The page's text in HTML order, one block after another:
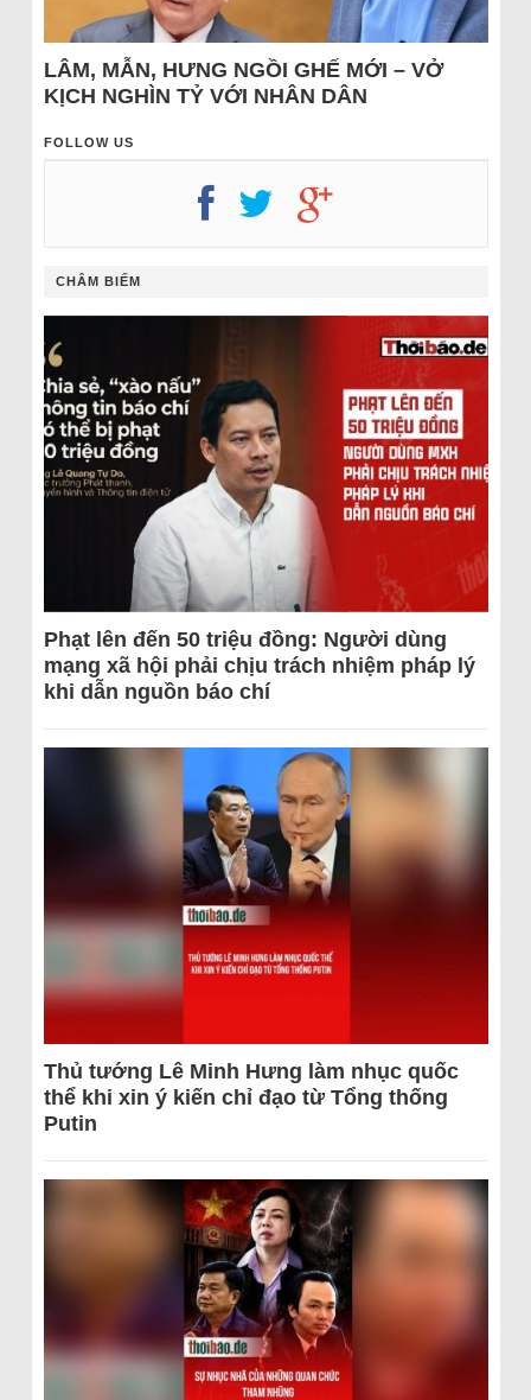
LÂM, MẪN, HƯNG NGỒI GHẾ MỚI – VỞ
KỊCH NGHÌN TỶ VỚI NHÂN DÂN
FOLLOW US
CHÂM BIẾM
Phạt lên đến 50 triệu đồng: Người dùng
mạng xã hội phải chịu trách nhiệm pháp lý
khi dẫn nguồn báo chí
Thủ tướng Lê Minh Hưng làm nhục quốc
thể khi xin ý kiến chỉ đạo từ Tổng thống
Putin